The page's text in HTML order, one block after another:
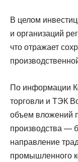
В целом
и организаций
что отражает
По информации
торговли и ТЭК
объем вложений
производства —
направление
промышленного